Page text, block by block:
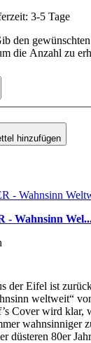
3-5 Tage
den
die Anzahl zu
hinzufügen
- Wahnsinn
der Eifel ist
weltweit“
Cover wird klar,
wahnsinniger
düsteren 80er